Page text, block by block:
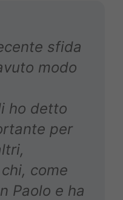
sfida
modo
ho detto
per
come
Paolo e ha